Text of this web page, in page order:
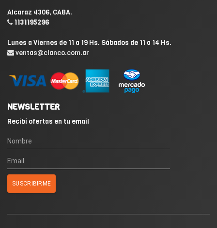
Alcaraz 4306, CABA.
1131195296
Lunes a Viernes de 11 a 19 Hs. Sábados de 11 a 14 Hs.
ventas@clanco.com.ar
NEWSLETTER
Recibí ofertas en tu email